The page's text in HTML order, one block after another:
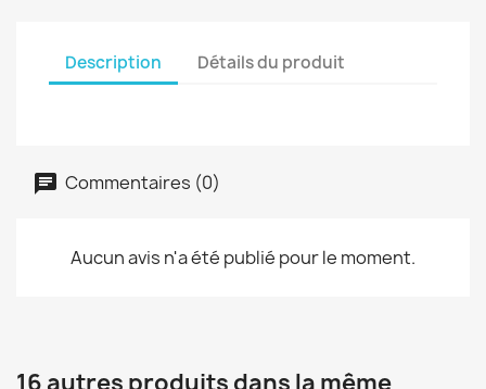
Description Détails du produit
Commentaires (0)
Aucun avis n'a été publié pour le moment.